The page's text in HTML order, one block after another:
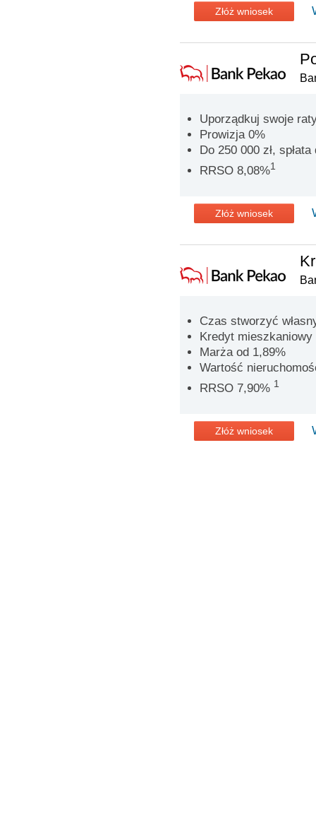
Złóż wniosek
Uporządkuj swoje
Prowizja 0%
Do 250 000 zł,
RRSO 8,08%1
Złóż wniosek
Czas stworzyć
Kredyt
Marża od 1,89%
Wartość
RRSO 7,90% 1
Złóż wniosek